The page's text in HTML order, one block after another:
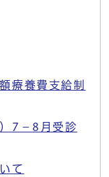
療養費支給制
7－8月受診
て